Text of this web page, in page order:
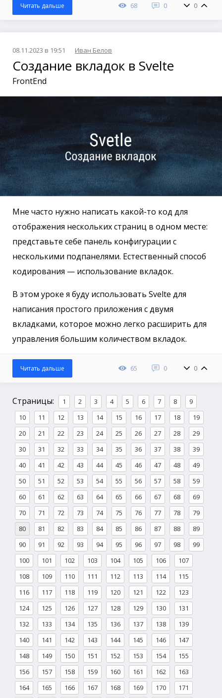
68 0 0
Читать дальше
08.11.2023 в 19:51 Иван Белов
Создание вкладок в Svelte
FrontEnd
Мне часто нужно написать какой-то код для
отображения нескольких страниц в одном месте:
представьте себе панель конфигурации с
несколькими подпанелями. Естественный способ
кодирования — использование вкладок.
В этом уроке я буду использовать Svelte для
написания простого приложения с двумя
вкладками, которое можно легко расширить для
управления большим количеством вкладок.
65 0 0
Читать дальше
Страницы: 1 2 3 4 5 6 7 8
9
10
11 12 13 14 15 16 17 18
19
20
21 22 23 24 25 26 27 28
29
30
31 32 33 34 35 36 37 38
39
40
41 42 43 44 45 46 47 48
49
50
51 52 53 54 55 56 57 58
59
60
61 62 63 64 65 66 67 68
69
70
71 72 73 74 75 76 77 78
79
80
81 82 83 84 85 86 87 88
89
90
91 92 93 94 95 96 97 98
99
100
101 102 103 104 105 106
107
108
109 110 111 112 113 114
115
116
117 118 119 120 121 122
123
124
125 126 127 128 129 130
131
132
133 134 135 136 137 138
139
140
141 142 143 144 145 146
147
148
149 150 151 152 153 154
155
156
157 158 159 160 161 162
163
164
165 166 167 168 169 170
171